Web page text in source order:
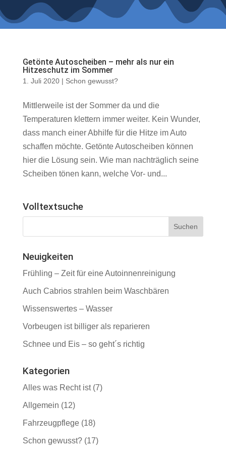
Getönte Autoscheiben – mehr als nur ein
Hitzeschutz im Sommer
1. Juli 2020| Schon gewusst?
Mittlerweile ist der Sommer da und die
Temperaturen klettern immer weiter. Kein Wunder,
dass manch einer Abhilfe für die Hitze im Auto
schaffen möchte. Getönte Autoscheiben können
hier die Lösung sein. Wie man nachträglich seine
Scheiben tönen kann, welche Vor- und...
Volltextsuche
Neuigkeiten
Frühling – Zeit für eine Autoinnenreinigung
Auch Cabrios strahlen beim Waschbären
Wissenswertes – Wasser
Vorbeugen ist billiger als reparieren
Schnee und Eis – so geht´s richtig
Kategorien
Alles was Recht ist(7)
Allgemein (12)
Fahrzeugpflege(18)
Schon gewusst?(17)